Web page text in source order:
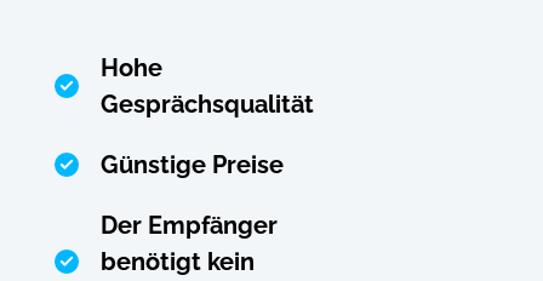
Hohe
Gesprächsqualität
Günstige Preise
Der Empfänger
benötigt kein